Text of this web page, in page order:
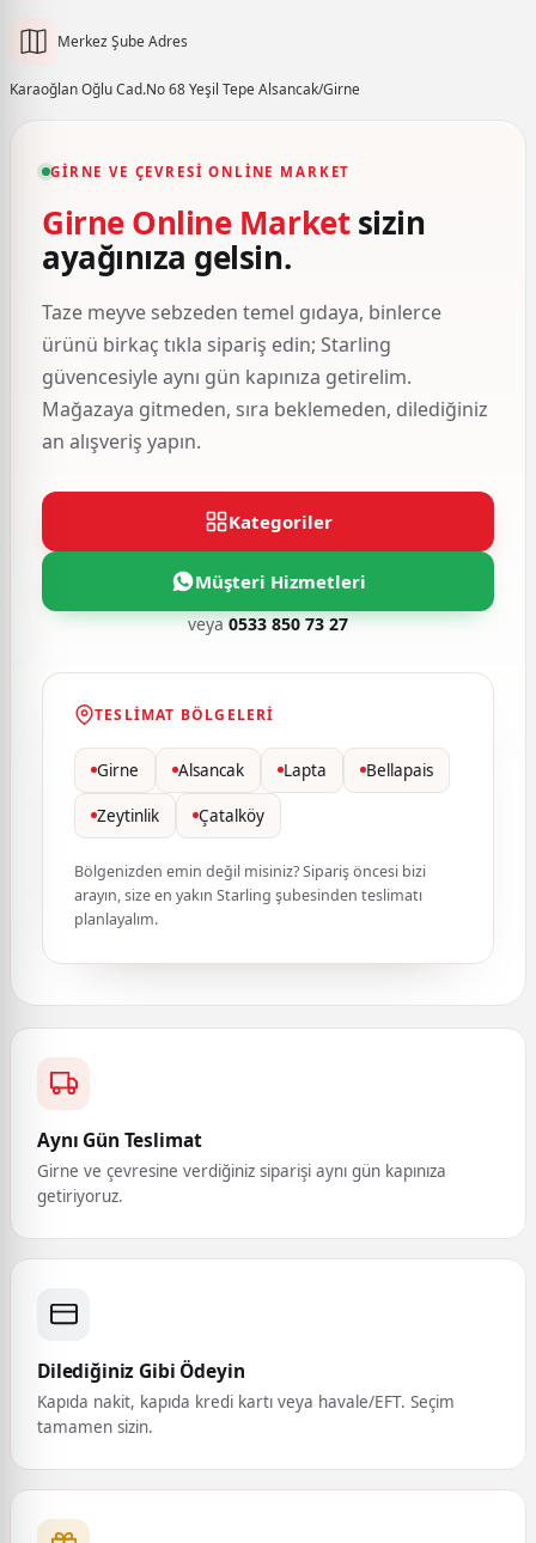
Merkez Şube Adres
Karaoğlan Oğlu Cad.No 68 Yeşil Tepe Alsancak/Girne
GIRNE VE ÇEVRESI ONLINE MARKET
Girne Online Marketsizin
ayağınıza gelsin.
Taze meyve sebzeden temel gıdaya, binlerce
ürünü birkaç tıkla sipariş edin; Starling
güvencesiyle aynı gün kapınıza getirelim.
Mağazaya gitmeden, sıra beklemeden, dilediğiniz
an alışveriş yapın.
Kategoriler
Müşteri Hizmetleri
veya0533 850 73 27
TESLIMAT BÖLGELERI
Girne Alsancak Lapta Bellapais
Zeytinlik Çatalköy
Bölgenizden emin değil misiniz? Sipariş öncesi bizi
arayın, size en yakın Starling şubesinden teslimatı
planlayalım.
Aynı Gün Teslimat
Girne ve çevresine verdiğiniz siparişi aynı gün kapınıza
getiriyoruz.
Dilediğiniz Gibi Ödeyin
Kapıda nakit, kapıda kredi kartı veya havale/EFT. Seçim
tamamen sizin.